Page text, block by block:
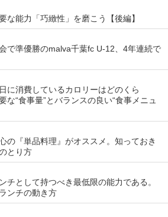
な能力「巧緻性」を磨こう【後編】
で準優勝のmalva千葉fc U-12、4年連続で
に消費しているカロリーはどのくら
“食事量”とバランスの良い“食事メニュ
の『単品料理』がオススメ。知っておき
とり方
チとして持つべき最低限の能力である。
ンチの動き方